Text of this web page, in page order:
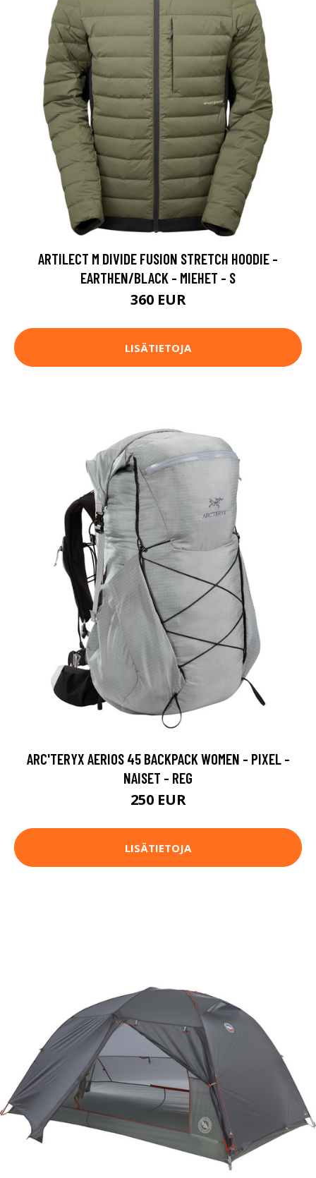
ARTILECT M DIVIDE FUSION STRETCH HOODIE -
EARTHEN/BLACK - MIEHET - S
360 EUR
LISÄTIETOJA
ARC'TERYX AERIOS 45 BACKPACK WOMEN - PIXEL -
NAISET - REG
250 EUR
LISÄTIETOJA